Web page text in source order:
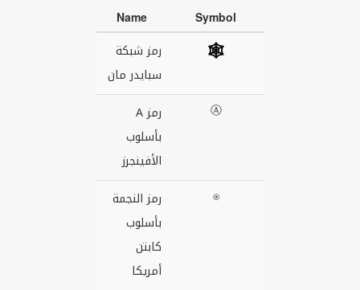
Symbol
Name
🕸
رمز شبكة
سبايدر مان
Ⓐ
رمز A
بأسلوب
الأفينجرز
⍟
رمز النجمة
بأسلوب
كابتن
أمريكا